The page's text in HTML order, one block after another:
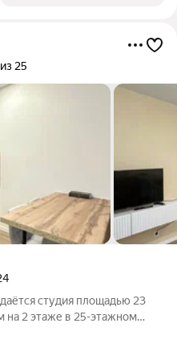
25
студия площадью 23
на 2 этаже в 25-этажном
Телевизор